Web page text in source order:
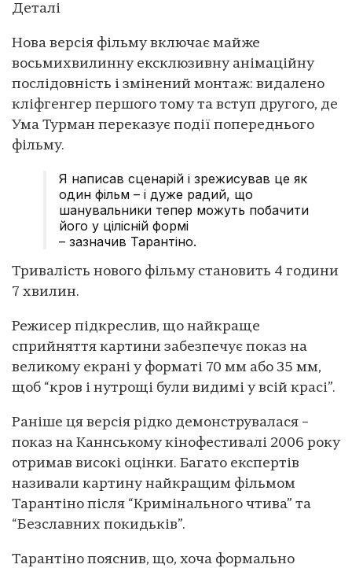
Деталі
Нова версія фільму включає майже
восьмихвилинну ексклюзивну анімаційну
послідовність і змінений монтаж: видалено
кліфгенгер першого тому та вступ другого, де
Ума Турман переказує події попереднього
фільму.
Я написав сценарій і зрежисував це як
один фільм – і дуже радий, що
шанувальники тепер можуть побачити
його у цілісній формі
– зазначив Тарантіно.
Тривалість нового фільму становить 4 години
7 хвилин.
Режисер підкреслив, що найкраще
сприйняття картини забезпечує показ на
великому екрані у форматі 70 мм або 35 мм,
щоб “кров і нутрощі були видимі у всій красі”.
Раніше ця версія рідко демонструвалася –
показ на Каннському кінофестивалі 2006 року
отримав високі оцінки. Багато експертів
називали картину найкращим фільмом
Тарантіно після “Кримінального чтива” та
“Безславних покидьків”.
Тарантіно пояснив, що, хоча формально